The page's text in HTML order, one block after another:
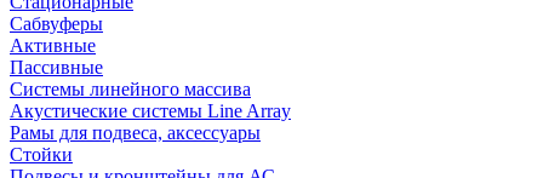
Сабвуферы
Активные
Пассивные
Системы линейного массива
Акустические системы Line Array
Рамы для подвеса, аксессуары
Стойки